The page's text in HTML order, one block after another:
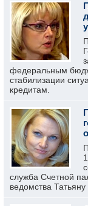
федеральным
стабилизации
кредитам.
служба Счетной
ведомства Татьяну